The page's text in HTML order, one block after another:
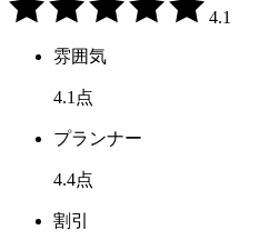
4.1
雰囲気
4.1 点
プランナー
4.4点
割引